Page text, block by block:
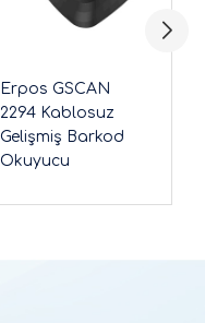
Erpos GSCAN
2294 Kablosuz
Gelişmiş Barkod
Okuyucu